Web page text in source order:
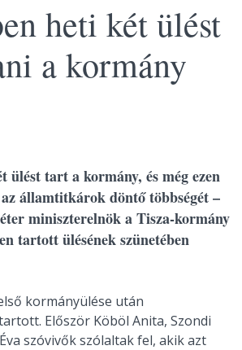
heti két ülést
a kormány
ülést tart a kormány, és még ezen
államtitkárok döntő többségét –
miniszterelnök a Tisza-kormány
tartott ülésének szünetében
kormányülése után
Először Köböl Anita, Szondi
szóvivők szólaltak fel, akik azt